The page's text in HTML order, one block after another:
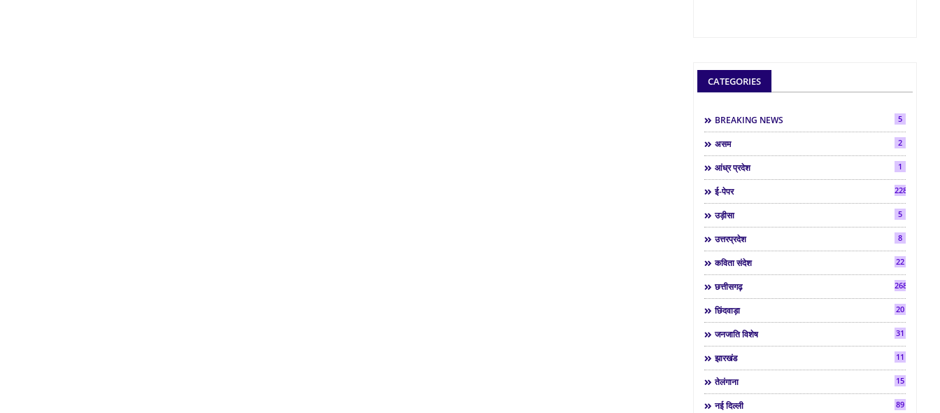
CATEGORIES
BREAKING NEWS 5
असम 2
आंध्र प्रदेश 1
ई-पेपर 2286
उड़ीसा 5
उत्तरप्रदेश 8
कविता संदेश 22
छत्तीसगढ़ 268
छिंदवाड़ा 20
जनजाति विशेष 31
झारखंड 11
तेलंगाना 15
नई दिल्ली 89